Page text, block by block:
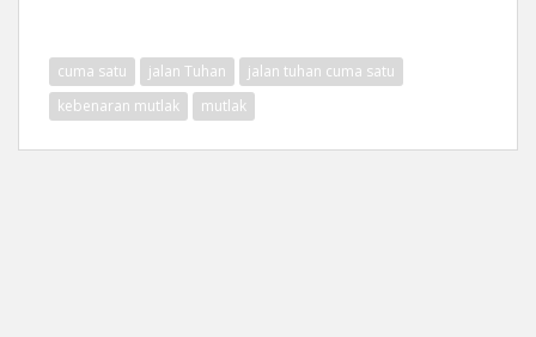
sombong. Teramat
tidak boleh! Janganlah
kau berlaku seperti
kaum yang semenjak
dahulu telah dikutuk
cuma satu jalan Tuhan
jalan tuhan cuma satu
kebenaran mutlak
mutlak